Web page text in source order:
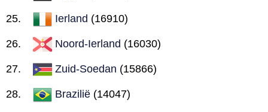
Ierland (16910)
Noord-Ierland (16030)
Zuid-Soedan (15866)
Brazilië (14047)